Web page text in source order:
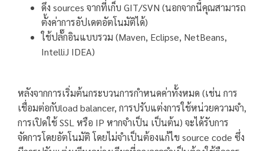
ดึง sources จากที่เก็บ GIT/SVN (นอกจากนี้คุณสามารถ
ตั้งค่าการอัปเดตอัตโนมัติได้)
ใช้ปลั๊กอินแบบรวม (Maven, Eclipse, NetBeans,
IntelliJ IDEA)
หลังจากการเริ่มต้นกระบวนการกำหนดค่าทั้งหมด (เช่น การ
เชื่อมต่อกับload balancer, การปรับแต่งการใช้หน่วยความจำ,
การเปิดใช้ SSL หรือ IP หากจำเป็น เป็นต้น) จะได้รับการ
จัดการโดยอัตโนมัติ โดยไม่จำเป็นต้องแก้ไข source code ซึ่ง